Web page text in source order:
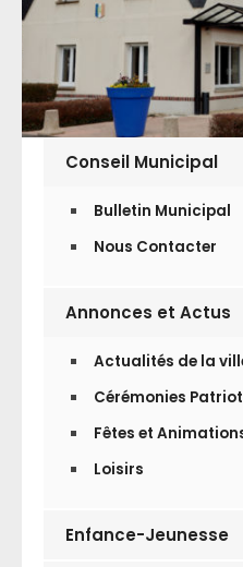
Conseil Municipal
Bulletin Municipal
Nous Contacter
Annonces et Actus
Actualités de la
Cérémonies
Fêtes et
Loisirs
Enfance-Jeunesse